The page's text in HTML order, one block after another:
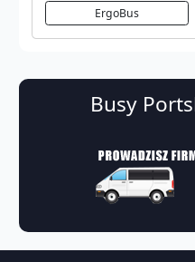
ErgoBus
Busy